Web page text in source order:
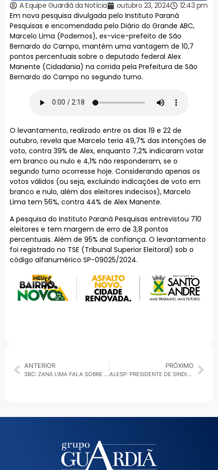
A Equipe Guardiã da Notícia outubro 23, 2024
12:43 pm
Em nova pesquisa divulgada pelo Instituto Paraná
Pesquisas e encomendada pelo Diário do Grande ABC,
Marcelo Lima (Podemos), ex-vice-prefeito de São
Bernardo do Campo, mantém uma vantagem de 10,7
pontos percentuais sobre o deputado federal Alex
Manente (Cidadania) na corrida pela Prefeitura de São
Bernardo do Campo no segundo turno.
O levantamento, realizado entre os dias 19 e 22 de
outubro, revela que Marcelo teria 49,7% das intenções de
voto, contra 39% de Alex, enquanto 7,2% indicaram votar
em branco ou nulo e 4,1% não responderam, se o
segundo turno ocorresse hoje. Considerando apenas os
votos válidos (ou seja, excluindo indicações de voto em
branco e nulo, além dos eleitores indecisos), Marcelo
Lima tem 56%, contra 44% de Alex Manente.
A pesquisa do Instituto Paraná Pesquisas entrevistou 710
eleitores e tem margem de erro de 3,8 pontos
percentuais. Além de 95% de confiança. O levantamento
foi registrado no TSE (Tribunal Superior Eleitoral) sob o
código alfanumérico SP-09025/2024.
ANTERIOR
SBC: ZANA LIMA FALA SOBRE A PARTICIPAÇÃO FEMININA NA CAMPANHA DE MARCELO LIMA
PRÓXIMO
ALESP: PRESIDENTE DE SINDICATO E CEO DA TIM SÃO OUVIDOS NA CPI DAS EMPRESAS DE TELECOMUNICAÇÕES, NESTA QUARTA-FEIRA